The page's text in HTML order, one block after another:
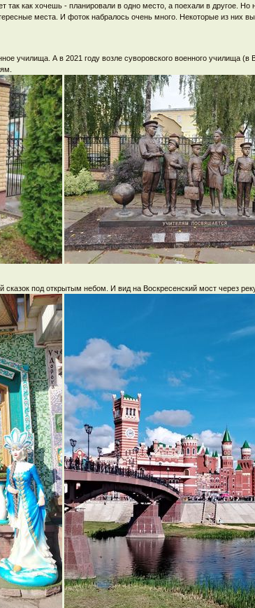
так как хочешь - планировали в одно место, а поехали в другое. Но
места. И фоток набралось очень много. Некоторые из них
училища. А в 2021 году возле суворовского военного училища (в
под открытым небом. И вид на Воскресенский мост через